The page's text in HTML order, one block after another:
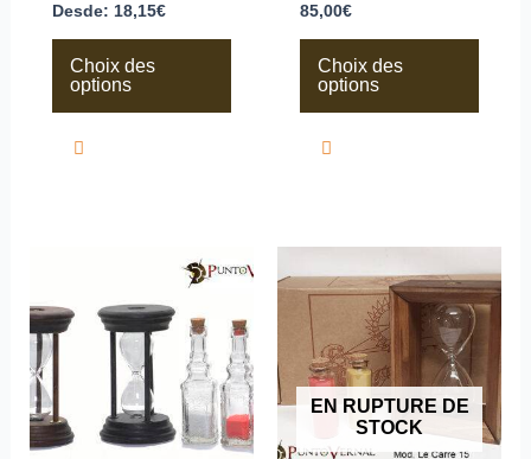
Desde: 18,15€
Choix des
options
85,00€
Choix des
options
plusieurs
variations.
Les
options
peuvent
être
choisies
EN RUPTURE DE
STOCK
produit
a
plusieurs
variations.
Les
options
peuvent
choisies